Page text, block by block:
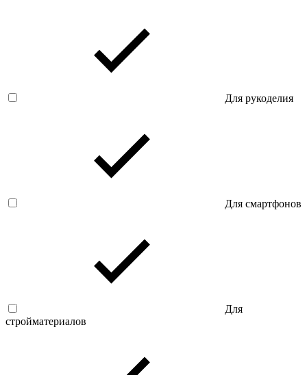
Для рукоделия
Для смартфонов
Для
стройматериалов